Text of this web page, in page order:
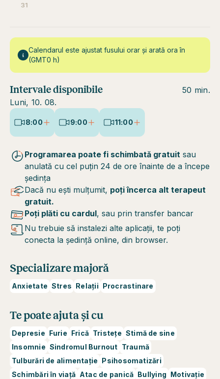
31
Calendarul este ajustat fusului orar și arată ora în
(GMT0 h)
Intervale disponibile
Luni, 10. 08.
50 min.
8:00 9:00 11:00
Programarea poate fi schimbată gratuit sau
anulată cu cel puțin 24 de ore înainte de a începe
ședința
Dacă nu ești mulțumit, poți încerca alt terapeut
gratuit.
Poți plăti cu cardul, sau prin transfer bancar
Nu trebuie să instalezi alte aplicații, te poți
conecta la ședință online, din browser.
Specializare majoră
Anxietate Stres Relații Procrastinare
Te poate ajuta și cu
Depresie Furie Frică Tristețe Stimă de sine
Insomnie Sindromul Burnout Traumă
Tulburări de alimentație Psihosomatizări
Schimbări în viață Atac de panică Bullying Motivație